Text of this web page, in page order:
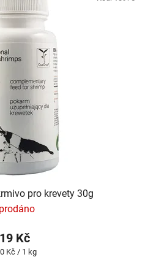
pro krevety 30g
Kč
Kč / 1 kg